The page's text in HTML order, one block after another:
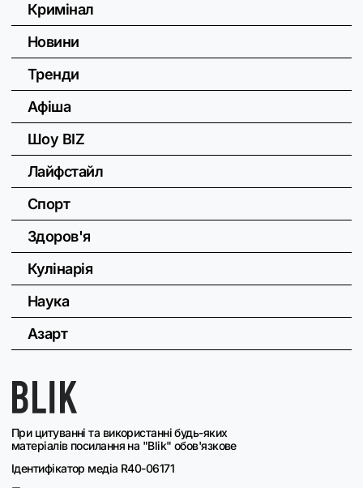
При цитуванні та використанні будь-яких
матеріалів посилання на "Blik" обов'язкове
Ідентифікатор медіа R40-06171
Кримінал
Новини
Тренди
Афіша
Шоу BIZ
Лайфстайл
Спорт
Здоров'я
Кулінарія
Наука
Азарт